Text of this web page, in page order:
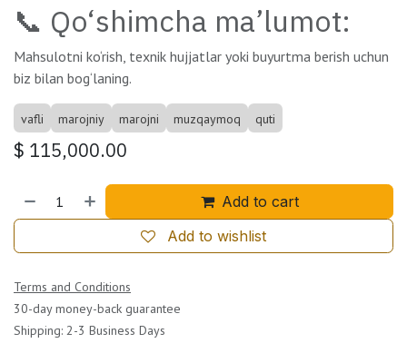
📞 Qo‘shimcha ma’lumot:
Mahsulotni ko‘rish, texnik hujjatlar yoki buyurtma berish uchun
biz bilan bog‘laning.
vafli marojniy marojni muzqaymoq quti
$ 115,000.00
Add to cart
Add to wishlist
Terms and Conditions
30-day money-back guarantee
Shipping: 2-3 Business Days